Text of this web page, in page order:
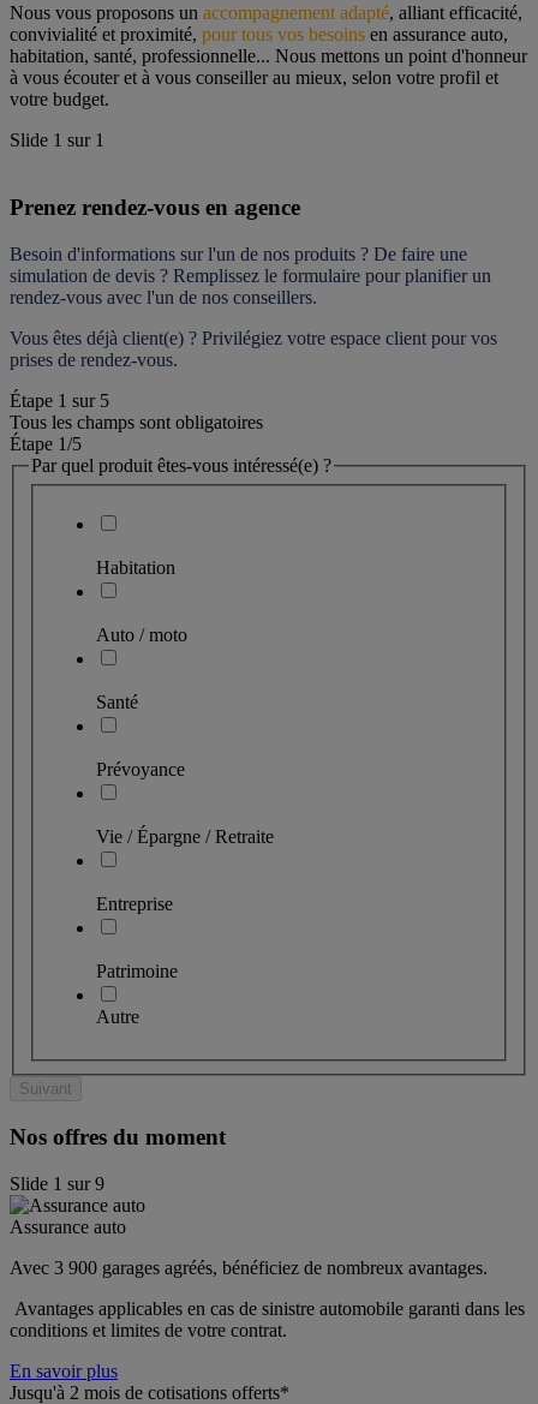
Nous vous proposons un accompagnement adapté, alliant efficacité,
convivialité et proximité, pour tous vos besoins en assurance auto,
habitation, santé, professionnelle... Nous mettons un point d'honneur
à vous écouter et à vous conseiller au mieux, selon votre profil et
votre budget.
Slide 1 sur 1
Prenez rendez-vous en agence
Besoin d'informations sur l'un de nos produits ? De faire une
simulation de devis ? Remplissez le formulaire pour planifier un
rendez-vous avec l'un de nos conseillers.
Vous êtes déjà client(e) ? Privilégiez votre espace client pour vos
prises de rendez-vous.
Étape 1 sur 5
Tous les champs sont obligatoires
Étape 1/5
Par quel produit êtes-vous intéressé(e) ?
Habitation
Auto / moto
Santé
Prévoyance
Vie / Épargne / Retraite
Entreprise
Patrimoine
Autre
Suivant
Nos offres du moment
Slide 1 sur9
Assurance auto
Avec 3 900 garages agréés, bénéficiez de nombreux avantages.
Avantages applicables en cas de sinistre automobile garanti dans les
conditions et limites de votre contrat.
En savoir plus
Jusqu'à 2 mois de cotisations offerts*